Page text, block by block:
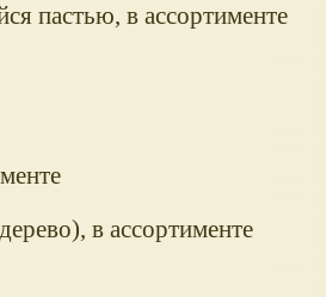
пастью, в ассортименте
в ассортименте